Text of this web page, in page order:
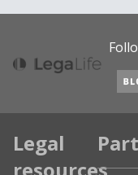
Legal
resources